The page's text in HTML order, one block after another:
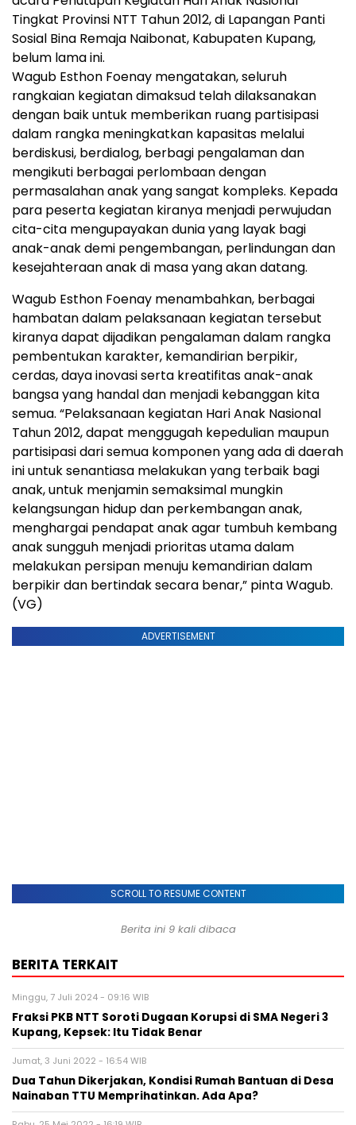
Tingkat Provinsi NTT Tahun 2012, di Lapangan Panti
Sosial Bina Remaja Naibonat, Kabupaten Kupang,
belum lama ini.
Wagub Esthon Foenay mengatakan, seluruh
rangkaian kegiatan dimaksud telah dilaksanakan
dengan baik untuk memberikan ruang partisipasi
dalam rangka meningkatkan kapasitas melalui
berdiskusi, berdialog, berbagi pengalaman dan
mengikuti berbagai perlombaan dengan
permasalahan anak yang sangat kompleks. Kepada
para peserta kegiatan kiranya menjadi perwujudan
cita-cita mengupayakan dunia yang layak bagi
anak-anak demi pengembangan, perlindungan dan
kesejahteraan anak di masa yang akan datang.
Wagub Esthon Foenay menambahkan, berbagai
hambatan dalam pelaksanaan kegiatan tersebut
kiranya dapat dijadikan pengalaman dalam rangka
pembentukan karakter, kemandirian berpikir,
cerdas, daya inovasi serta kreatifitas anak-anak
bangsa yang handal dan menjadi kebanggan kita
semua. “Pelaksanaan kegiatan Hari Anak Nasional
Tahun 2012, dapat menggugah kepedulian maupun
partisipasi dari semua komponen yang ada di daerah
ini untuk senantiasa melakukan yang terbaik bagi
anak, untuk menjamin semaksimal mungkin
kelangsungan hidup dan perkembangan anak,
menghargai pendapat anak agar tumbuh kembang
anak sungguh menjadi prioritas utama dalam
melakukan persipan menuju kemandirian dalam
berpikir dan bertindak secara benar,” pinta Wagub.
(VG)
ADVERTISEMENT
SCROLL TO RESUME CONTENT
Berita ini 9 kali dibaca
BERITA TERKAIT
Minggu, 7 Juli 2024 - 09:16 WIB
Fraksi PKB NTT Soroti Dugaan Korupsi di SMA Negeri 3
Kupang, Kepsek: Itu Tidak Benar
Jumat, 3 Juni 2022 - 16:54 WIB
Dua Tahun Dikerjakan, Kondisi Rumah Bantuan di Desa
Nainaban TTU Memprihatinkan. Ada Apa?